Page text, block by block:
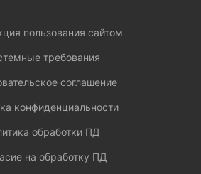
пользования сайтом
требования
соглашение
конфиденциальности
обработки ПД
на обработку ПД